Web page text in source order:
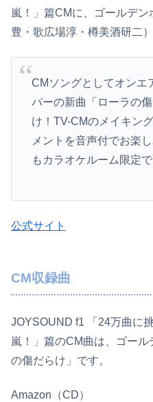
嵐！」篇CMに、ゴールデ
豊・歌広場淳・樽美酒研二
CMソングとしてオンエ
バーの新曲「ローラの
け！TV-CMのメイキン
メントを音声付でお楽
もカラオケルーム限定で
公式サイト
CM収録曲
JOYSOUND f1 「24万曲に
嵐！」篇のCM曲は、ゴー
の傷だらけ」です。
Amazon（CD）